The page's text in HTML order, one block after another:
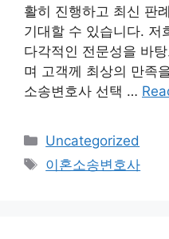
활히 진행하고 최신 판
기대할 수 있습니다. 저
다각적인 전문성을 바
며 고객께 최상의 만족
소송변호사 선택 …
Categories
Uncategorized
Tags
이혼소송변호사